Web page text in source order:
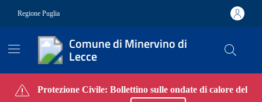
Regione Puglia
Comune di Minervino di
Lecce
Contenuti in evidenza
Protezione Civile: Bollettino sulle ondate di calore del